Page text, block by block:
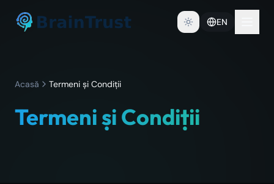
EN
Acasă Termeni și Condiții
Termeni și Condiții